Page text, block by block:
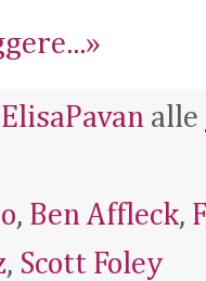
ElisaPavan alle
, Ben Affleck,
, Scott Foley